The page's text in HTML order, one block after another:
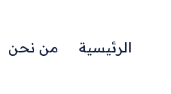
الرئيسية من نحن